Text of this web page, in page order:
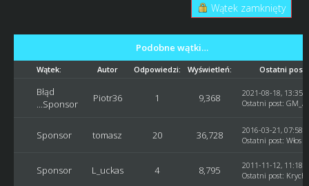
Wątek zamknięty
Podobne wątki…
Wątek: Autor Odpowiedzi: Wyświetleń: Ostatni post
Błąd
...Sponsor
Piotr36 1 9,368
2021-08-18,
Ostatni post:
Sponsor tomasz 20 36,728
2016-03-21,
Ostatni post: Włos
Sponsor L_uckas 4 8,795
2011-11-12,
Ostatni post: